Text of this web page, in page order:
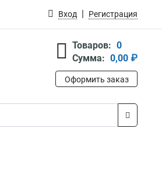
Вход Регистрация
Товаров: 0
Сумма: 0,00 ₽
Оформить заказ